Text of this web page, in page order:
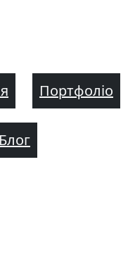
Портфоліо
Блог